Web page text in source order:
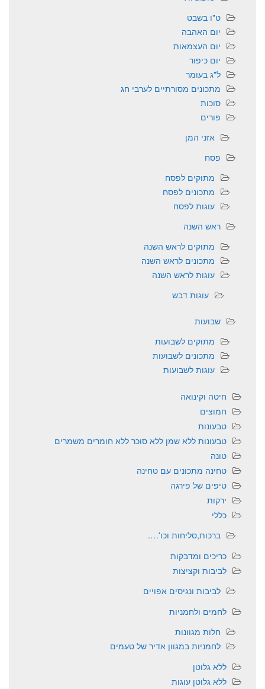
ט"ו בשבט
יום האהבה
יום העצמאות
יום כיפור
ל"ג בעומר
מתכונים מסורתיים לערבי חג
סוכות
פורים
אזני המן
פסח
מתוקים לפסח
מתכונים לפסח
עוגות לפסח
ראש השנה
מתוקים לראש השנה
מתכונים לראש השנה
עוגות לראש השנה
עוגות דבש
שבועות
מתוקים לשבועות
מתכונים לשבועות
עוגות לשבועות
חיטה וקינואה
חמוצים
טבעונות
טבעונות ללא שמן ללא סוכר ללא חומרים משמרים
טונה
טחינה מתכונים עם טחינה
טיפים של פירגה
ירקות
כללי
ברכות,סליחות וכו'….
כריכים ומדבקות
לביבות וקציצות
לביבות ונגיסים אפויים
לחמים ולחמניות
חלות מגוונות
לחמניות במגוון אדיר של טעמים
ללא גלוטן
ללא גלוטן עוגות